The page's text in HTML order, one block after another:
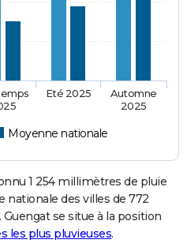
Moyenne nationale
Eté 2025
Automne
2025
1 254 millimètres de pluie
nationale des villes de 772
se situe à la position
les plus pluvieuses.